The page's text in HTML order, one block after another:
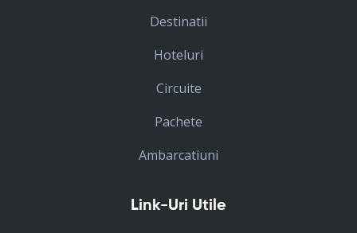
Destinatii
Hoteluri
Circuite
Pachete
Ambarcatiuni
Link-Uri Utile